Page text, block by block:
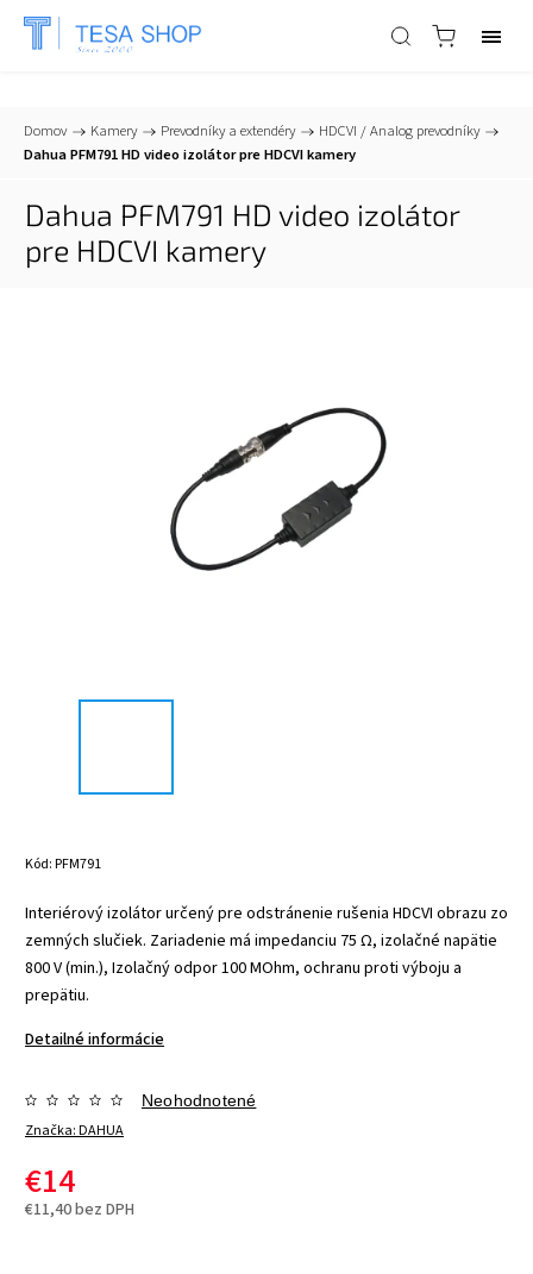
📞+421 903 553 805 info@tesa-systems.sk
Domov / Kamery / Prevodníky a extendéry / HDCVI / Analog prevodníky /
Dahua PFM791 HD video izolátor pre HDCVI kamery
Dahua PFM791 HD video izolátor
pre HDCVI kamery
Kód:PFM791
Interiérový izolátor určený pre odstránenie rušenia HDCVI obrazu zo
zemných slučiek. Zariadenie má impedanciu 75 Ω, izolačné napätie
800 V (min.), Izolačný odpor 100 MOhm, ochranu proti výboju a
prepätiu.
Detailné informácie
Značka:DAHUA
Neohodnotené
€14
€11,40 bez DPH